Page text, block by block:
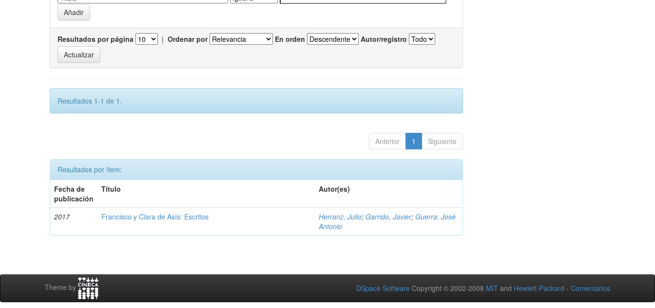
Resultados por página | Ordenar por En orden Autor/registro
Resultados 1-1 de 1.
Anterior 1 Siguiente
Resultados por ítem:
Fecha de
publicación
Título Autor(es)
2017 Francisco y Clara de Asís: Escritos Herranz, Julio; Garrido, Javier; Guerra, José
Antonio
Theme by DSpace Software Copyright © 2002-2008 MIT and Hewlett-Packard - Comentarios